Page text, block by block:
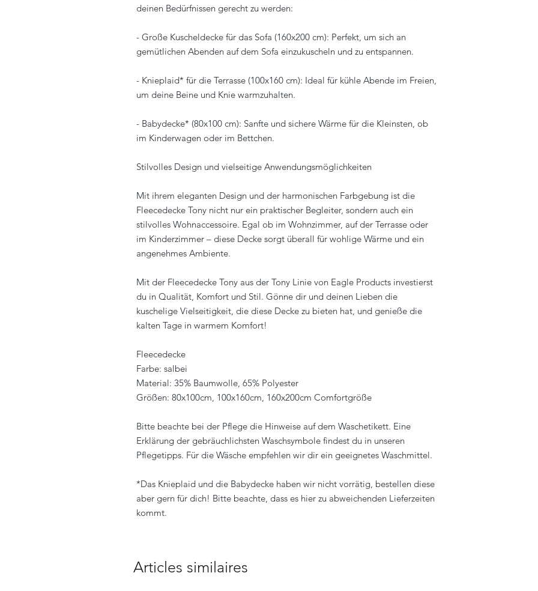
deinen Bedürfnissen gerecht zu werden:
- Große Kuscheldecke für das Sofa (160x200 cm): Perfekt, um sich an
gemütlichen Abenden auf dem Sofa einzukuscheln und zu entspannen.
- Knieplaid* für die Terrasse (100x160 cm): Ideal für kühle Abende im Freien,
um deine Beine und Knie warmzuhalten.
- Babydecke* (80x100 cm): Sanfte und sichere Wärme für die Kleinsten, ob
im Kinderwagen oder im Bettchen.
Stilvolles Design und vielseitige Anwendungsmöglichkeiten
Mit ihrem eleganten Design und der harmonischen Farbgebung ist die
Fleecedecke Tony nicht nur ein praktischer Begleiter, sondern auch ein
stilvolles Wohnaccessoire. Egal ob im Wohnzimmer, auf der Terrasse oder
im Kinderzimmer – diese Decke sorgt überall für wohlige Wärme und ein
angenehmes Ambiente.
Mit der Fleecedecke Tony aus der Tony Linie von Eagle Products investierst
du in Qualität, Komfort und Stil. Gönne dir und deinen Lieben die
kuschelige Vielseitigkeit, die diese Decke zu bieten hat, und genieße die
kalten Tage in warmem Komfort!
Fleecedecke
Farbe: salbei
Material: 35% Baumwolle, 65% Polyester
Größen: 80x100cm, 100x160cm, 160x200cm Comfortgröße
Bitte beachte bei der Pflege die Hinweise auf dem Waschetikett. Eine
Erklärung der gebräuchlichsten Waschsymbole findest du in unseren
Pflegetipps. Für die Wäsche empfehlen wir dir ein geeignetes Waschmittel.
*Das Knieplaid und die Babydecke haben wir nicht vorrätig, bestellen diese
aber gern für dich! Bitte beachte, dass es hier zu abweichenden Lieferzeiten
kommt.
Articles similaires